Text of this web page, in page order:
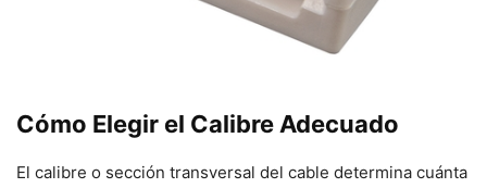
Cómo Elegir el Calibre Adecuado
El calibre o sección transversal del cable determina cuánta